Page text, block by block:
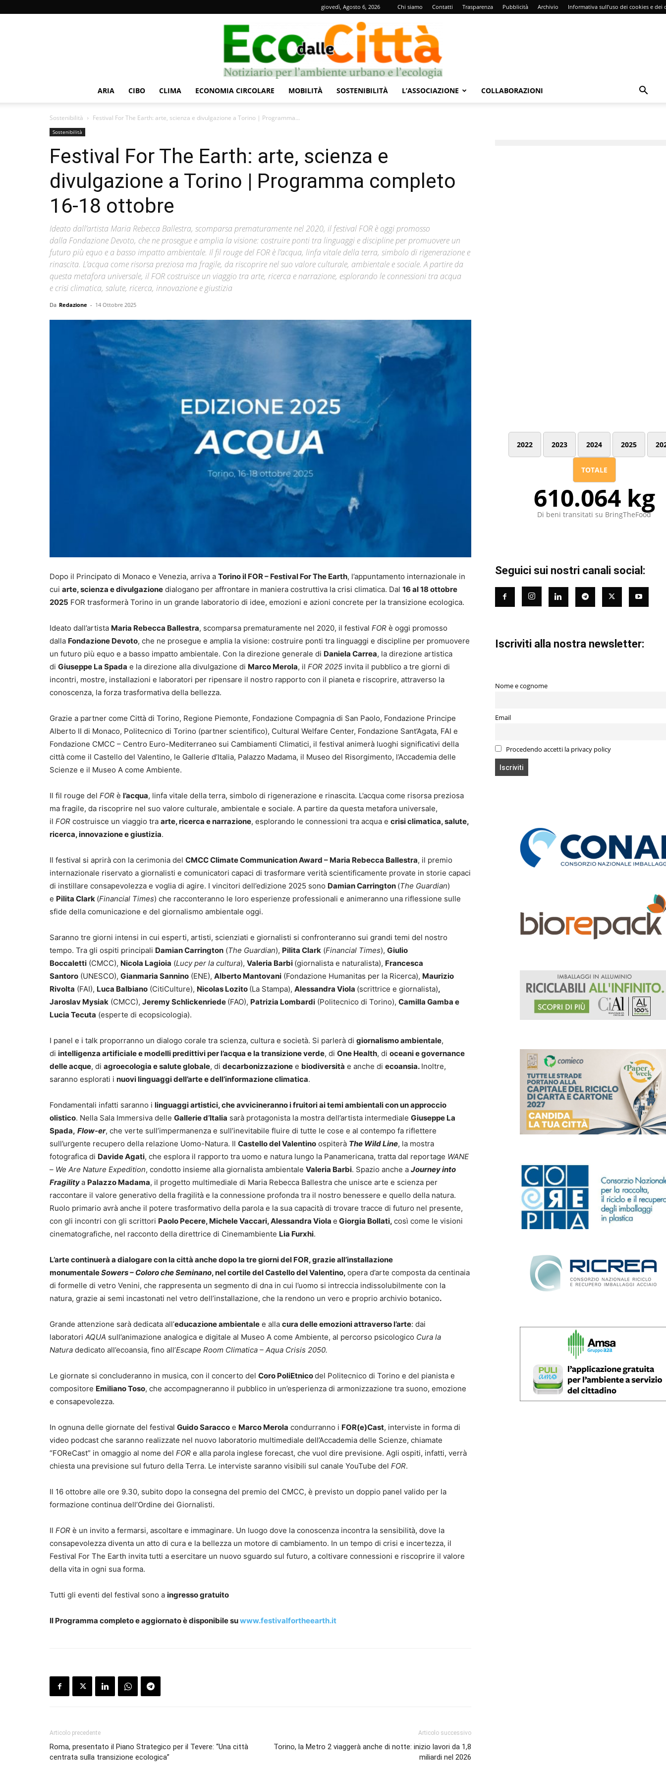
giovedì, Agosto 6, 2026 Chi siamo Contatti Trasparenza Pubblicità Archivio Informativa sull’uso dei cookies e dei
Città
ARIA CIBO CLIMA ECONOMIA CIRCOLARE MOBILITÀ SOSTENIBILITÀ L’ASSOCIAZIONE COLLABORAZIONI
Sostenibilità Festival For The Earth: arte, scienza e divulgazione a Torino | Programma...
Sostenibilità
Festival For The Earth: arte, scienza e
divulgazione a Torino | Programma completo
16-18 ottobre
Ideato dall’artista Maria Rebecca Ballestra, scomparsa prematuramente nel 2020, il festival FOR è oggi promosso
dalla Fondazione Devoto, che ne prosegue e amplia la visione: costruire ponti tra linguaggi e discipline per promuovere un
futuro più equo e a basso impatto ambientale. Il fil rouge del FOR è l’acqua, linfa vitale della terra, simbolo di rigenerazione e
rinascita. L’acqua come risorsa preziosa ma fragile, da riscoprire nel suo valore culturale, ambientale e sociale. A partire da
questa metafora universale, il FOR costruisce un viaggio tra arte, ricerca e narrazione, esplorando le connessioni tra acqua
e crisi climatica, salute, ricerca, innovazione e giustizia
Da Redazione - 14 Ottobre 2025
Dopo il Principato di Monaco e Venezia, arriva a Torino il FOR – Festival For The Earth, l’appuntamento internazionale in
cui arte, scienza e divulgazione dialogano per affrontare in maniera costruttiva la crisi climatica. Dal 16 al 18 ottobre
2025 FOR trasformerà Torino in un grande laboratorio di idee, emozioni e azioni concrete per la transizione ecologica.
Ideato dall’artista Maria Rebecca Ballestra, scomparsa prematuramente nel 2020, il festival FOR è oggi promosso
dalla Fondazione Devoto, che ne prosegue e amplia la visione: costruire ponti tra linguaggi e discipline per promuovere
un futuro più equo e a basso impatto ambientale. Con la direzione generale di Daniela Carrea, la direzione artistica
di Giuseppe La Spada e la direzione alla divulgazione di Marco Merola, il FOR 2025 invita il pubblico a tre giorni di
incontri, mostre, installazioni e laboratori per ripensare il nostro rapporto con il pianeta e riscoprire, attraverso la
conoscenza, la forza trasformativa della bellezza.
Grazie a partner come Città di Torino, Regione Piemonte, Fondazione Compagnia di San Paolo, Fondazione Principe
Alberto II di Monaco, Politecnico di Torino (partner scientifico), Cultural Welfare Center, Fondazione Sant’Agata, FAI e
Fondazione CMCC – Centro Euro-Mediterraneo sui Cambiamenti Climatici, il festival animerà luoghi significativi della
città come il Castello del Valentino, le Gallerie d’Italia, Palazzo Madama, il Museo del Risorgimento, l’Accademia delle
Scienze e il Museo A come Ambiente.
Il fil rouge del FOR è l’acqua, linfa vitale della terra, simbolo di rigenerazione e rinascita. L’acqua come risorsa preziosa
ma fragile, da riscoprire nel suo valore culturale, ambientale e sociale. A partire da questa metafora universale,
il FOR costruisce un viaggio tra arte, ricerca e narrazione, esplorando le connessioni tra acqua e crisi climatica, salute,
ricerca, innovazione e giustizia.
Il festival si aprirà con la cerimonia del CMCC Climate Communication Award – Maria Rebecca Ballestra, il premio
internazionale riservato a giornalisti e comunicatori capaci di trasformare verità scientificamente provate in storie capaci
di instillare consapevolezza e voglia di agire. I vincitori dell’edizione 2025 sono Damian Carrington (The Guardian)
e Pilita Clark (Financial Times) che racconteranno le loro esperienze professionali e animeranno una riflessione sulle
sfide della comunicazione e del giornalismo ambientale oggi.
Saranno tre giorni intensi in cui esperti, artisti, scienziati e giornalisti si confronteranno sui grandi temi del nostro
tempo. Tra gli ospiti principali Damian Carrington (The Guardian), Pilita Clark (Financial Times), Giulio
Boccaletti (CMCC), Nicola Lagioia (Lucy per la cultura), Valeria Barbi (giornalista e naturalista), Francesca
Santoro (UNESCO), Gianmaria Sannino (ENE), Alberto Mantovani (Fondazione Humanitas per la Ricerca), Maurizio
Rivolta (FAI), Luca Balbiano (CitiCulture), Nicolas Lozito (La Stampa), Alessandra Viola (scrittrice e giornalista),
Jaroslav Mysiak (CMCC), Jeremy Schlickenriede (FAO), Patrizia Lombardi (Politecnico di Torino), Camilla Gamba e
Lucia Tecuta (esperte di ecopsicologia).
I panel e i talk proporranno un dialogo corale tra scienza, cultura e società. Si parlerà di giornalismo ambientale,
di intelligenza artificiale e modelli predittivi per l’acqua e la transizione verde, di One Health, di oceani e governance
delle acque, di agroecologia e salute globale, di decarbonizzazione e biodiversità e anche di ecoansia. Inoltre,
saranno esplorati i nuovi linguaggi dell’arte e dell’informazione climatica.
Fondamentali infatti saranno i linguaggi artistici, che avvicineranno i fruitori ai temi ambientali con un approccio
olistico. Nella Sala Immersiva delle Gallerie d’Italia sarà protagonista la mostra dell’artista intermediale Giuseppe La
Spada, Flow-er, che verte sull’impermanenza e sull’inevitabile fluire di tutte le cose e al contempo fa riflettere
sull’urgente recupero della relazione Uomo-Natura. Il Castello del Valentino ospiterà The Wild Line, la mostra
fotografica di Davide Agati, che esplora il rapporto tra uomo e natura lungo la Panamericana, tratta dal reportage WANE
– We Are Nature Expedition, condotto insieme alla giornalista ambientale Valeria Barbi. Spazio anche a Journey into
Fragilitya Palazzo Madama, il progetto multimediale di Maria Rebecca Ballestra che unisce arte e scienza per
raccontare il valore generativo della fragilità e la connessione profonda tra il nostro benessere e quello della natura.
Ruolo primario avrà anche il potere trasformativo della parola e la sua capacità di trovare tracce di futuro nel presente,
con gli incontri con gli scrittori Paolo Pecere, Michele Vaccari, Alessandra Viola e Giorgia Bollati, così come le visioni
cinematografiche, nel racconto della direttrice di Cinemambiente Lia Furxhi.
L’arte continuerà a dialogare con la città anche dopo la tre giorni del FOR, grazie all’installazione
monumentaleSowers – Coloro che Seminano, nel cortile del Castello del Valentino, opera d’arte composta da centinaia
di formelle di vetro Venini, che rappresenta un segmento di dna in cui l’uomo si intreccia indissolubilmente con la
natura, grazie ai semi incastonati nel vetro dell’installazione, che la rendono un vero e proprio archivio botanico.
Grande attenzione sarà dedicata all’educazione ambientale e alla cura delle emozioni attraverso l’arte: dai
laboratori AQUA sull’animazione analogica e digitale al Museo A come Ambiente, al percorso psicologico Cura la
Natura dedicato all’ecoansia, fino all’Escape Room Climatica – Aqua Crisis 2050.
Le giornate si concluderanno in musica, con il concerto del Coro PoliEtnicodel Politecnico di Torino e del pianista e
compositore Emiliano Toso, che accompagneranno il pubblico in un’esperienza di armonizzazione tra suono, emozione
e consapevolezza.
In ognuna delle giornate del festival Guido Saracco e Marco Merola condurranno i FOR(e)Cast, interviste in forma di
video podcast che saranno realizzate nel nuovo laboratorio multimediale dell’Accademia delle Scienze, chiamate
“FOReCast” in omaggio al nome del FOR e alla parola inglese forecast, che vuol dire previsione. Agli ospiti, infatti, verrà
chiesta una previsione sul futuro della Terra. Le interviste saranno visibili sul canale YouTube del FOR.
Il 16 ottobre alle ore 9.30, subito dopo la consegna del premio del CMCC, è previsto un doppio panel valido per la
formazione continua dell’Ordine dei Giornalisti.
Il FOR è un invito a fermarsi, ascoltare e immaginare. Un luogo dove la conoscenza incontra la sensibilità, dove la
consapevolezza diventa un atto di cura e la bellezza un motore di cambiamento. In un tempo di crisi e incertezza, il
Festival For The Earth invita tutti a esercitare un nuovo sguardo sul futuro, a coltivare connessioni e riscoprire il valore
della vita in ogni sua forma.
Tutti gli eventi del festival sono a ingresso gratuito
Il Programma completo e aggiornato è disponibile suwww.festivalfortheearth.it
Articolo precedente
Roma, presentato il Piano Strategico per il Tevere: “Una città
centrata sulla transizione ecologica”
Articolo successivo
Torino, la Metro 2 viaggerà anche di notte: inizio lavori da 1,8
miliardi nel 2026
2022 2023 2024 2025
TOTALE
610.064 kg
Di beni transitati su BringTheFood
Seguici sui nostri canali social:
Iscriviti alla nostra newsletter:
Nome e cognome
Email
Procedendo accetti la privacy policy